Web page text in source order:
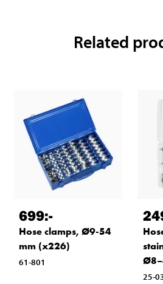
Related
699:-
Hose clamps, Ø9-54
mm (x226)
61-801
25-